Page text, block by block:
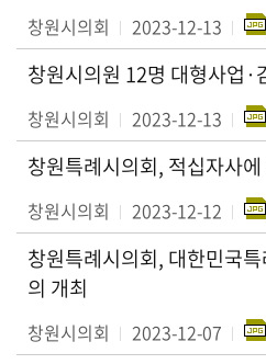
창원시의회 2023-12-13
창원시의원 12명 대형사업·
창원시의회 2023-12-13
창원특례시의회, 적십자사
창원시의회 2023-12-12
창원특례시의회, 대한민국
의 개최
창원시의회 2023-12-07